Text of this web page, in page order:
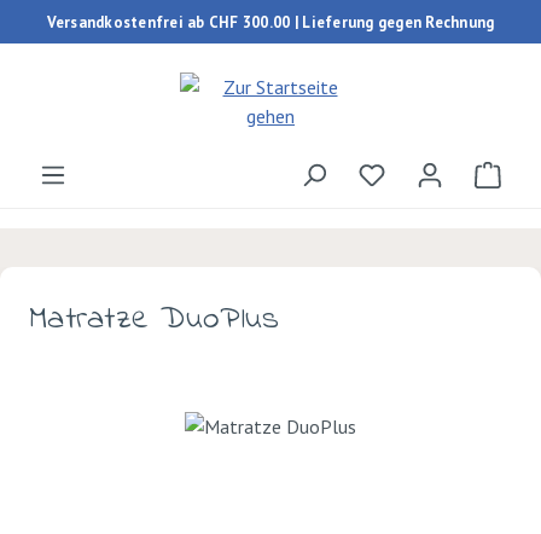
Zum Hauptinhalt springen
Versandkostenfrei ab CHF 300.00 | Lieferung gegen Rechnung
Du hast 0
Matratze DuoPlus
Bildergalerie überspringen